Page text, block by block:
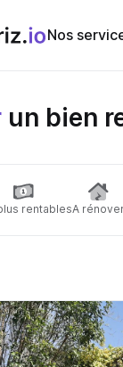
Nos
un bien
rentablesA